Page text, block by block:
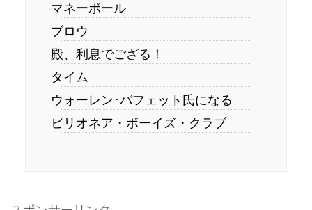
マネーボール
ブロウ
殿、利息でござる！
タイム
ウォーレン･バフェット氏になる
ビリオネア・ボーイズ・クラブ